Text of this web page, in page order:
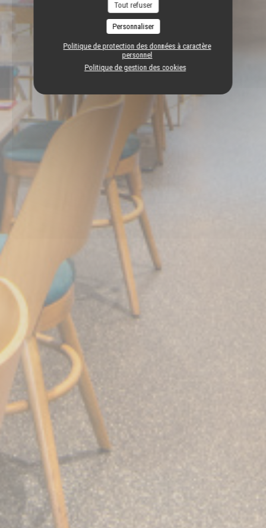
Tout refuser
Personnaliser
Politique de protection des données à caractère
personnel
Politique de gestion des cookies